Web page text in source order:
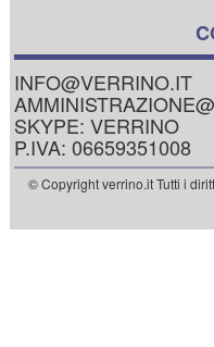
INFO@VERRINO.IT
SKYPE: VERRINO
P.IVA: 06659351008
© Copyright verrino.it Tutti i